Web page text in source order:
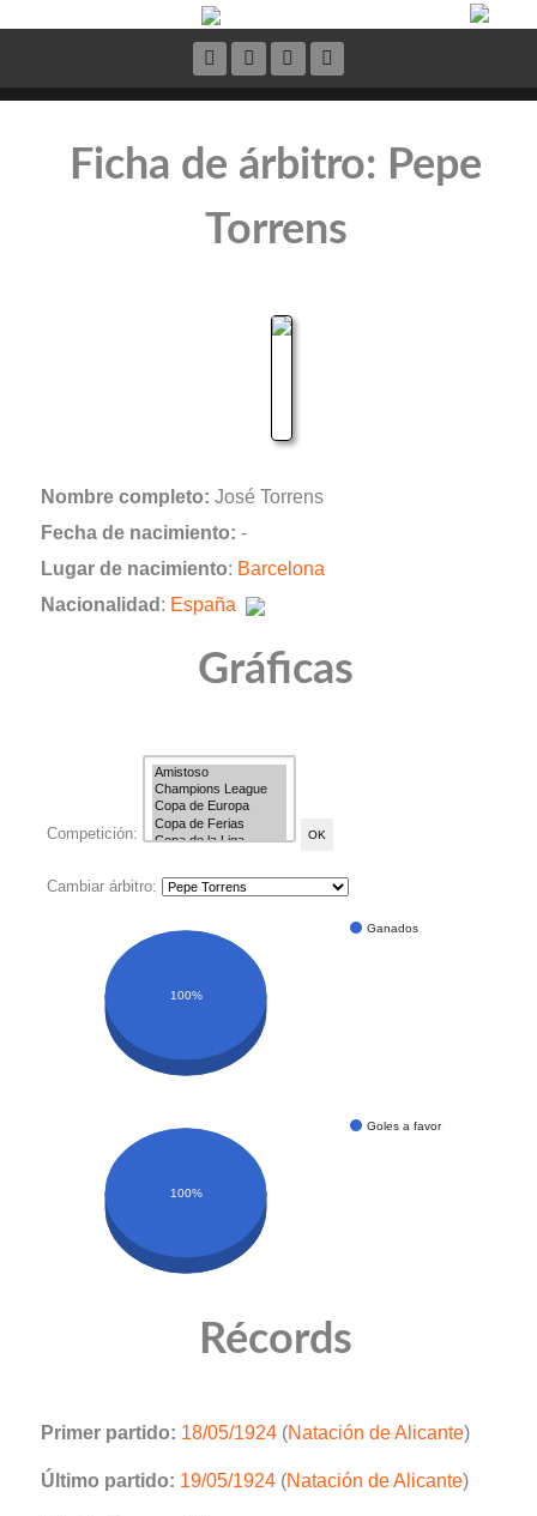
Ficha de árbitro: Pepe
Torrens
Nombre completo: José Torrens
Fecha de nacimiento: -
Lugar de nacimiento: Barcelona
Nacionalidad : España
Gráficas
Competición:
Cambiar árbitro:
Ganados
100%
Goles a favor
100%
Récords
Primer partido: 18/05/1924 (Natación de Alicante)
Último partido: 19/05/1924 (Natación de Alicante)